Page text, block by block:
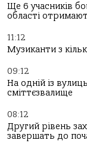
Ще 6 учасників
області
11:12
Музиканти з
09:12
На одній із
сміттєзвалище
08:12
Другий рівень
завершать до